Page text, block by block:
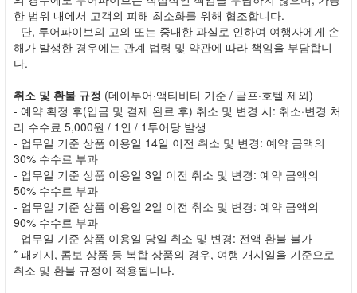
한 범위 내에서 고객의 피해 최소화를 위해 협조합니다.
- 단, 투어파이브의 고의 또는 중대한 과실로 인하여 여행자에게 손
해가 발생한 경우에는 관계 법령 및 약관에 따라 책임을 부담합니
다.
취소 및 환불 규정 (데이투어·액티비티 기준 / 골프·호텔 제외)
- 예약 확정 후(입금 및 결제 완료 후) 취소 및 변경 시: 취소·변경 처
리 수수료 5,000원 / 1인 / 1투어당 발생
- 업무일 기준 상품 이용일 14일 이전 취소 및 변경: 예약 금액의
30% 수수료 부과
- 업무일 기준 상품 이용일 3일 이전 취소 및 변경: 예약 금액의
50% 수수료 부과
- 업무일 기준 상품 이용일 2일 이전 취소 및 변경: 예약 금액의
90% 수수료 부과
- 업무일 기준 상품 이용일 당일 취소 및 변경: 전액 환불 불가
* 패키지, 콤보 상품 등 복합 상품의 경우, 여행 개시일을 기준으로
취소 및 환불 규정이 적용됩니다.